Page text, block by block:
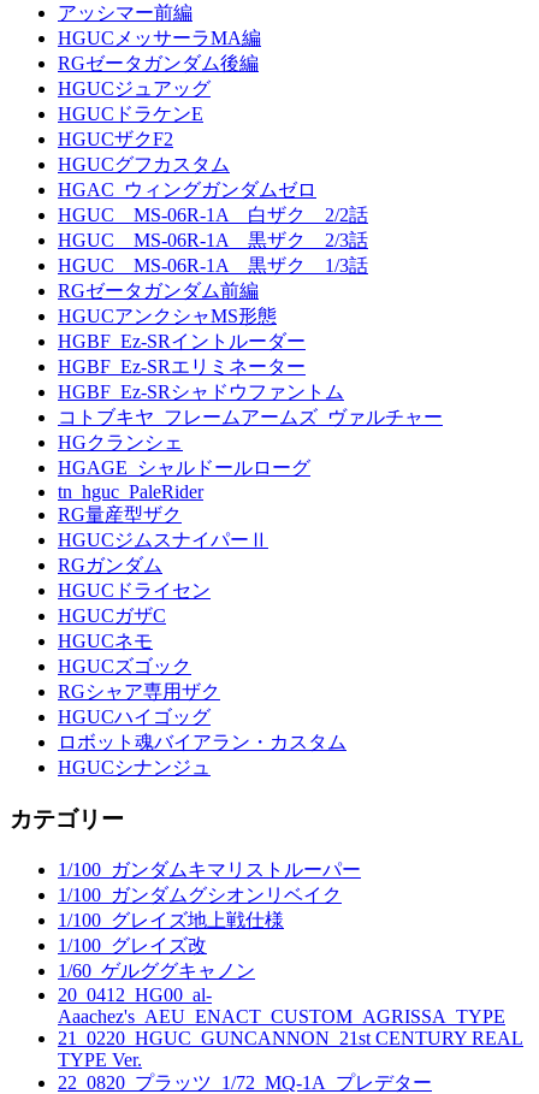
アッシマー前編
HGUCメッサーラMA編
RGゼータガンダム後編
HGUCジュアッグ
HGUCドラケンE
HGUCザクF2
HGUCグフカスタム
HGAC_ウィングガンダムゼロ
HGUC MS-06R-1A 白ザク 2/2話
HGUC MS-06R-1A 黒ザク 2/3話
HGUC MS-06R-1A 黒ザク 1/3話
RGゼータガンダム前編
HGUCアンクシャMS形態
HGBF_Ez-SRイントルーダー
HGBF_Ez-SRエリミネーター
HGBF_Ez-SRシャドウファントム
コトブキヤ_フレームアームズ_ヴァルチャー
HGクランシェ
HGAGE_シャルドールローグ
tn_hguc_PaleRider
RG量産型ザク
HGUCジムスナイパーⅡ
RGガンダム
HGUCドライセン
HGUCガザC
HGUCネモ
HGUCズゴック
RGシャア専用ザク
HGUCハイゴッグ
ロボット魂バイアラン・カスタム
HGUCシナンジュ
カテゴリー
1/100_ガンダムキマリストルーパー
1/100_ガンダムグシオンリベイク
1/100_グレイズ地上戦仕様
1/100_グレイズ改
1/60_ゲルググキャノン
20_0412_HG00_al-
Aaachez's_AEU_ENACT_CUSTOM_AGRISSA_TYPE
21_0220_HGUC_GUNCANNON_21st CENTURY REAL
TYPE Ver.
22_0820_プラッツ_1/72_MQ-1A_プレデター